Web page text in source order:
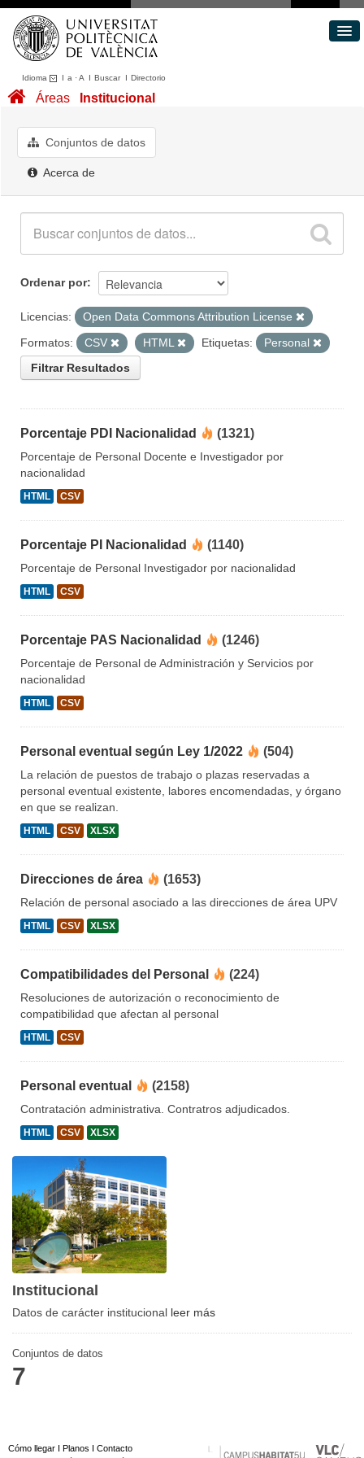
Idioma I a ·A I BuscarI Directorio
Conjuntos de datos
Acerca de
Áreas Institucional
Conjuntos de datos
Acerca de
Ordenar por
Licencias:
Open Data Commons Attribution License
Formatos:
CSV HTML Etiquetas:
Personal
Filtrar Resultados
Porcentaje PDI Nacionalidad (1321)
Porcentaje de Personal Docente e Investigador por
nacionalidad
HTML CSV
Porcentaje PI Nacionalidad (1140)
Porcentaje de Personal Investigador por nacionalidad
HTML CSV
Porcentaje PAS Nacionalidad (1246)
Porcentaje de Personal de Administración y Servicios por
nacionalidad
HTML CSV
Personal eventual según Ley 1/2022 (504)
La relación de puestos de trabajo o plazas reservadas a
personal eventual existente, labores encomendadas, y órgano
en que se realizan.
HTML CSV XLSX
Direcciones de área (1653)
Relación de personal asociado a las direcciones de área UPV
HTML CSV XLSX
Compatibilidades del Personal (224)
Resoluciones de autorización o reconocimiento de
compatibilidad que afectan al personal
HTML CSV
Personal eventual (2158)
Contratación administrativa. Contratros adjudicados.
HTML CSV XLSX
Institucional
Datos de carácter institucional leer más
Conjuntos de datos
7
Cómo llegar I Planos I Contacto